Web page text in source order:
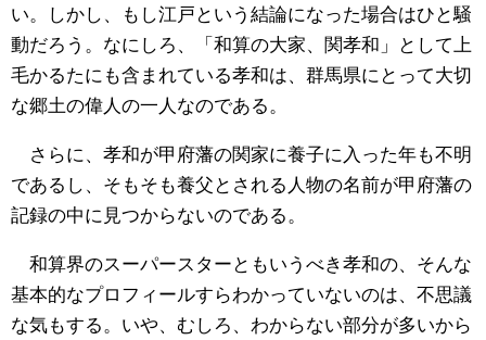
い。しかし、もし江戸という結論になった場合はひと騒
動だろう。なにしろ、「和算の大家、関孝和」として上
毛かるたにも含まれている孝和は、群馬県にとって大切
な郷土の偉人の一人なのである。
さらに、孝和が甲府藩の関家に養子に入った年も不明
であるし、そもそも養父とされる人物の名前が甲府藩の
記録の中に見つからないのである。
和算界のスーパースターともいうべき孝和の、そんな
基本的なプロフィールすらわかっていないのは、不思議
な気もする。いや、むしろ、わからない部分が多いから